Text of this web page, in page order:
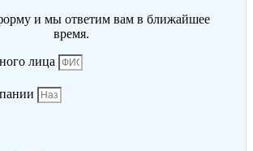
и мы ответим вам в ближайшее
время.
лица